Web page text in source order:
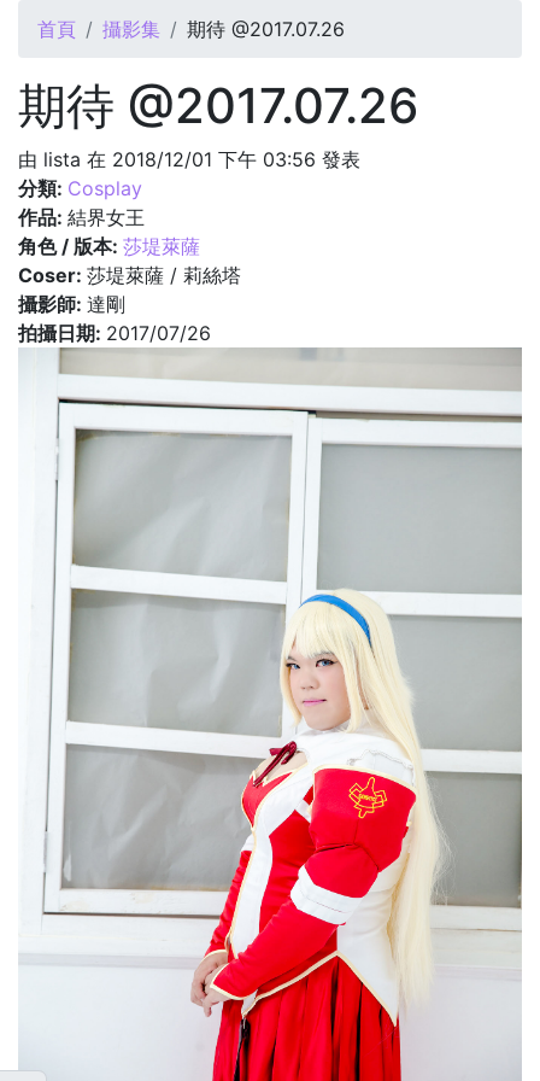
您在這裡
首頁 攝影集 期待 @2017.07.26
期待 @2017.07.26
由 lista 在 2018/12/01 下午 03:56 發表
分類: Cosplay
作品: 結界女王
角色 / 版本: 莎堤萊薩
Coser: 莎堤萊薩 / 莉絲塔
攝影師: 達剛
拍攝日期: 2017/07/26